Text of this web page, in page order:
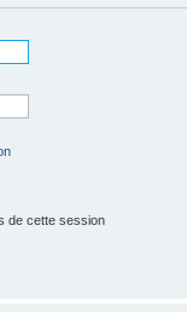
de cette session